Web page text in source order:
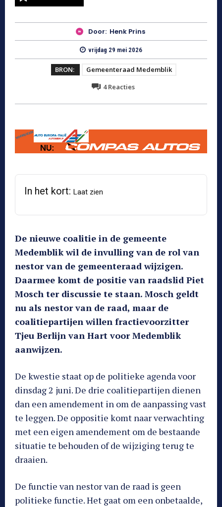
Door: Henk Prins
vrijdag 29 mei 2026
BRON:
Gemeenteraad Medemblik
4Reacties
In het kort: Laat zien
De nieuwe coalitie in de gemeente
Medemblik wil de invulling van de rol van
nestor van de gemeenteraad wijzigen.
Daarmee komt de positie van raadslid Piet
Mosch ter discussie te staan. Mosch geldt
nu als nestor van de raad, maar de
coalitiepartijen willen fractievoorzitter
Tjeu Berlijn van Hart voor Medemblik
aanwijzen.
De kwestie staat op de politieke agenda voor
dinsdag 2 juni. De drie coalitiepartijen dienen
dan een amendement in om de aanpassing vast
te leggen. De oppositie komt naar verwachting
met een eigen amendement om de bestaande
situatie te behouden of de wijziging terug te
draaien.
De functie van nestor van de raad is geen
politieke functie. Het gaat om een onbetaalde,